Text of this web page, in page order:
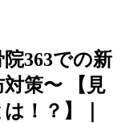
363での新
策〜 【見
！？】｜